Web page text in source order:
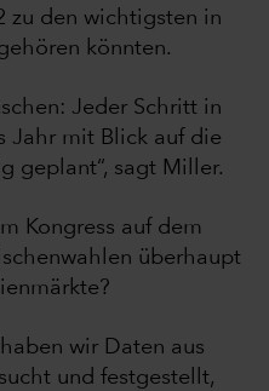
zu den wichtigsten in
könnten.
Jeder Schritt in
Jahr mit Blick auf die
geplant“, sagt Miller.
Kongress auf dem
überhaupt
wir Daten aus
und festgestellt,